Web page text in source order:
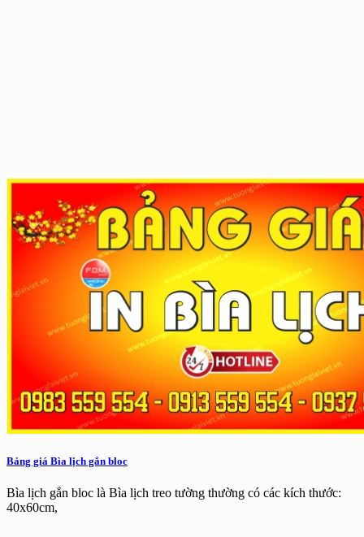
Bảng giá Bìa lịch gắn bloc
Bìa lịch gắn bloc là Bìa lịch treo tường thường có các kích thước:
40x60cm,